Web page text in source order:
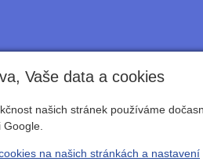
Vaše data a cookies
našich stránek používáme
Google.
na našich stránkách a nastavení